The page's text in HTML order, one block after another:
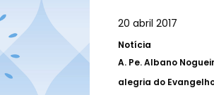
20 abril 2017
Notícia
A. Pe. Albano
alegria do